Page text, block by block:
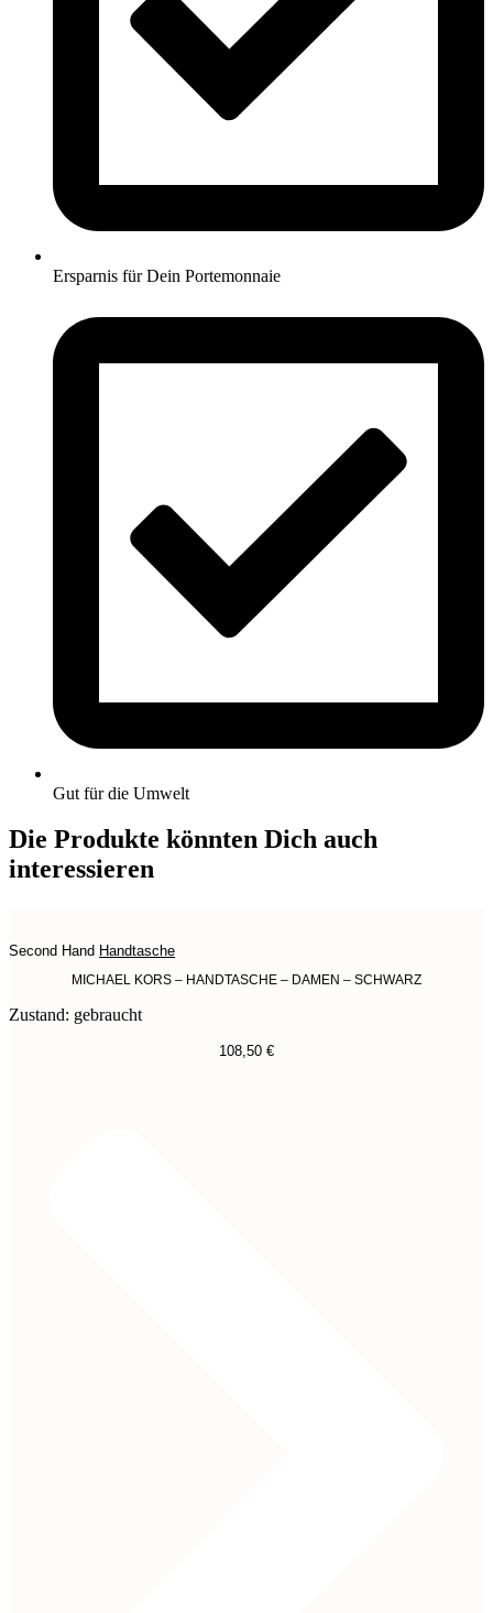
Ersparnis für Dein Portemonnaie
Gut für die Umwelt
Die Produkte könnten Dich auch
interessieren
Second Hand Handtasche
MICHAEL KORS – HANDTASCHE – DAMEN – SCHWARZ
Zustand: gebraucht
108,50 €